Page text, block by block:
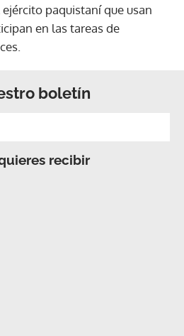
paquistaní que usan
en las tareas de
boletín
recibir